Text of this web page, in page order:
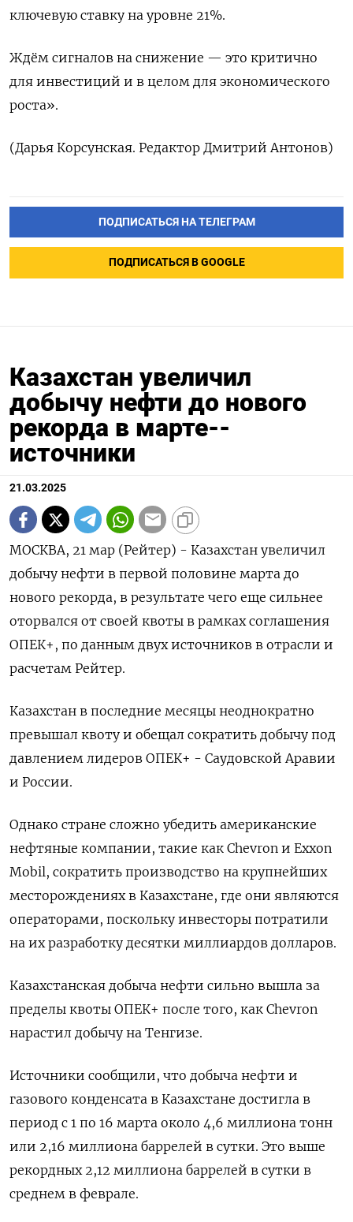
ключевую ставку на уровне 21%.
Ждём сигналов на снижение — это критично
для инвестиций и в целом для экономического
роста».
(Дарья Корсунская. Редактор Дмитрий Антонов)
ПОДПИСАТЬСЯ НА ТЕЛЕГРАМ
ПОДПИСАТЬСЯ В GOOGLE
Казахстан увеличил
добычу нефти до нового
рекорда в марте--
источники
21.03.2025
МОСКВА, 21 мар (Рейтер) - Казахстан увеличил
добычу нефти в первой половине марта до
нового рекорда, в результате чего еще сильнее
оторвался от своей квоты в рамках соглашения
ОПЕК+, по данным двух источников в отрасли и
расчетам Рейтер.
Казахстан в последние месяцы неоднократно
превышал квоту и обещал сократить добычу под
давлением лидеров ОПЕК+ - Саудовской Аравии
и России.
Однако стране сложно убедить американские
нефтяные компании, такие как Chevron и Exxon
Mobil, сократить производство на крупнейших
месторождениях в Казахстане, где они являются
операторами, поскольку инвесторы потратили
на их разработку десятки миллиардов долларов.
Казахстанская добыча нефти сильно вышла за
пределы квоты ОПЕК+ после того, как Chevron
нарастил добычу на Тенгизе.
Источники сообщили, что добыча нефти и
газового конденсата в Казахстане достигла в
период с 1 по 16 марта около 4,6 миллиона тонн
или 2,16 миллиона баррелей в сутки. Это выше
рекордных 2,12 миллиона баррелей в сутки в
среднем в феврале.